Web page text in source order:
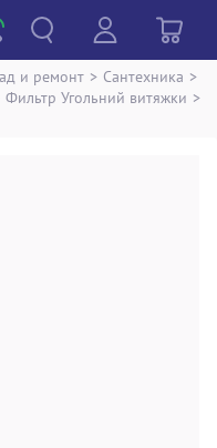
и ремонт > Сантехника >
Фильтр Угольний витяжки >